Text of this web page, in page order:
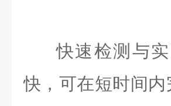
快速检测与
快，可在短时间